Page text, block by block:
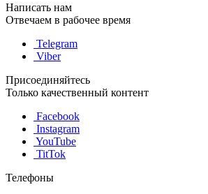
Написать нам
Отвечаем в рабочее время
Telegram
Viber
Присоединяйтесь
Только качественный контент
Facebook
Instagram
YouTube
TitTok
Телефоны